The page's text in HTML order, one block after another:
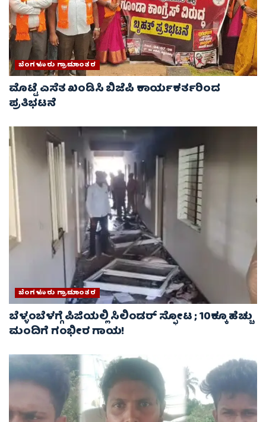
ಬೆಂಗಳೂರು ಗ್ರಾಮಾಂತರ
ಮೊಟ್ಟೆ ಎಸೆತ ಖಂಡಿಸಿ ಬಿಜೆಪಿ ಕಾರ್ಯಕರ್ತರಿಂದ
ಪ್ರತಿಭಟನೆ
ಬೆಂಗಳೂರು ಗ್ರಾಮಾಂತರ
ಬೆಳ್ಳಂಬೆಳಗ್ಗೆ ಪಿಜಿಯಲ್ಲಿ ಸಿಲಿಂಡರ್ ಸ್ಫೋಟ ; 10ಕ್ಕೂ ಹೆಚ್ಚು
ಮಂದಿಗೆ ಗಂಭೀರ ಗಾಯ!